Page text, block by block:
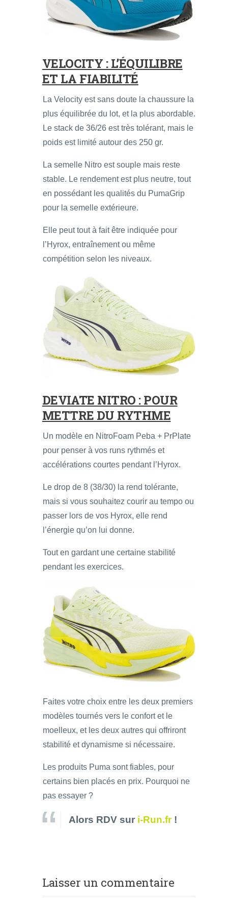
VELOCITY : L’ÉQUILIBRE
ET LA FIABILITÉ
La Velocity est sans doute la chaussure la
plus équilibrée du lot, et la plus abordable.
Le stack de 36/26 est très tolérant, mais le
poids est limité autour des 250 gr.
La semelle Nitro est souple mais reste
stable. Le rendement est plus neutre, tout
en possédant les qualités du PumaGrip
pour la semelle extérieure.
Elle peut tout à fait être indiquée pour
l’Hyrox, entraînement ou même
compétition selon les niveaux.
DEVIATE NITRO : POUR
METTRE DU RYTHME
Un modèle en NitroFoam Peba + PrPlate
pour penser à vos runs rythmés et
accélérations courtes pendant l’Hyrox.
Le drop de 8 (38/30) la rend tolérante,
mais si vous souhaitez courir au tempo ou
passer lors de vos Hyrox, elle rend
l’énergie qu’on lui donne.
Tout en gardant une certaine stabilité
pendant les exercices.
Faites votre choix entre les deux premiers
modèles tournés vers le confort et le
moelleux, et les deux autres qui offriront
stabilité et dynamisme si nécessaire.
Les produits Puma sont fiables, pour
certains bien placés en prix. Pourquoi ne
pas essayer ?
Alors RDV sur i-Run.fr!
Laisser un commentaire